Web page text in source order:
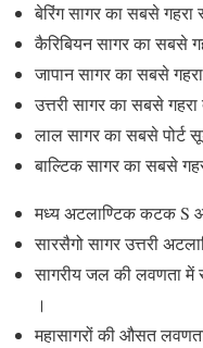
बेरिंग सागर का सबसे गहरा
कैरिबियन सागर का सबसे
जापान सागर का सबसे
उत्तरी सागर का सबसे
लाल सागर का सबसे पोर्ट
बाल्टिक सागर का सबसे
मध्य अटलाण्टिक कटक S
सारसैगो सागर उत्तरी
सागरीय जल की लवणता में
।
महासागरों की औसत